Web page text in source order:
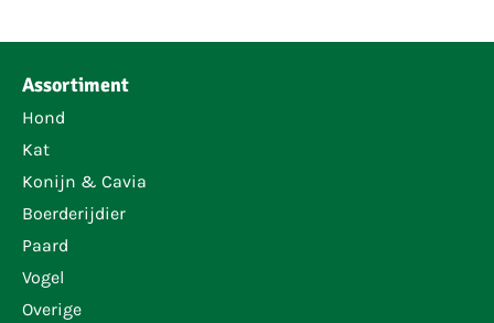
Assortiment
Hond
Kat
Konijn & Cavia
Boerderijdier
Paard
Vogel
Overige